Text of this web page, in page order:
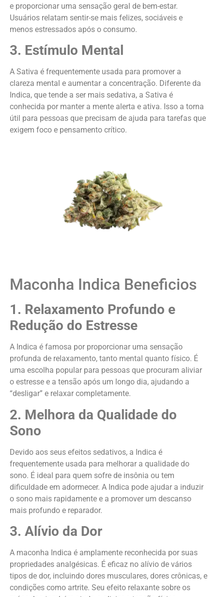
e proporcionar uma sensação geral de bem-estar.
Usuários relatam sentir-se mais felizes, sociáveis e
menos estressados após o consumo.
3. Estímulo Mental
A Sativa é frequentemente usada para promover a
clareza mental e aumentar a concentração. Diferente da
Indica, que tende a ser mais sedativa, a Sativa é
conhecida por manter a mente alerta e ativa. Isso a torna
útil para pessoas que precisam de ajuda para tarefas que
exigem foco e pensamento crítico.
Maconha Indica Beneficios
1. Relaxamento Profundo e
Redução do Estresse
A Indica é famosa por proporcionar uma sensação
profunda de relaxamento, tanto mental quanto físico. É
uma escolha popular para pessoas que procuram aliviar
o estresse e a tensão após um longo dia, ajudando a
“desligar” e relaxar completamente.
2. Melhora da Qualidade do
Sono
Devido aos seus efeitos sedativos, a Indica é
frequentemente usada para melhorar a qualidade do
sono. É ideal para quem sofre de insônia ou tem
dificuldade em adormecer. A Indica pode ajudar a induzir
o sono mais rapidamente e a promover um descanso
mais profundo e reparador.
3. Alívio da Dor
A maconha Indica é amplamente reconhecida por suas
propriedades analgésicas. É eficaz no alívio de vários
tipos de dor, incluindo dores musculares, dores crônicas, e
condições como artrite. Seu efeito relaxante sobre os